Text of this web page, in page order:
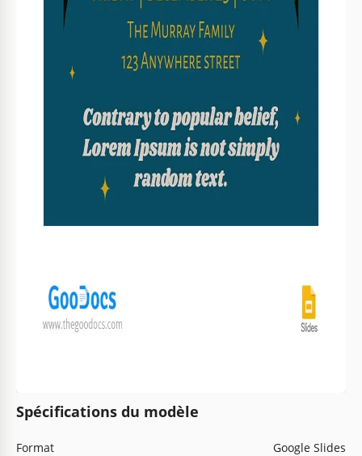
Spécifications du modèle
Format
Google Slides